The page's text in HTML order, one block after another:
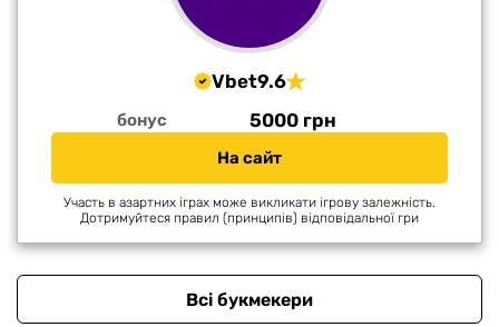
Vbet9.6
бонус 5000 грн
На сайт
Участь в азартних іграх може викликати ігрову залежність.
Дотримуйтеся правил (принципів) відповідальної гри
Всі букмекери